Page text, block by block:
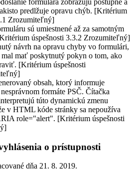
formulára zobrazujú postupne a
predlžuje opravu chýb. [Kritérium
Zrozumiteľný]
sú umiestnené až za samotným
úspešnosti 3.3.2 Zrozumiteľný]
návrh na opravu chyby vo formulári,
mať poskytnutý pokyn o tom, ako
[Kritérium úspešnosti
obsah, ktorý informuje
formáte PSČ. Čítačka
túto dynamickú zmenu
v HTML kóde stránky sa nepoužíva
role="alert". [Kritérium úspešnosti
o prístupnosti
dňa 21. 8. 2019.